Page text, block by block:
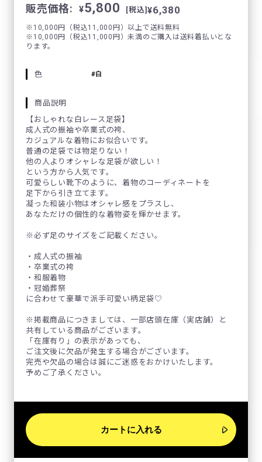
販売価格: ¥5,800 [税込]¥6,380
※10,000円（税込11,000円）以上で送料無料
※10,000円（税込11,000円）未満のご購入は送料着払いとな
ります。
色 白
商品説明
【おしゃれな白レース足袋】
成人式の振袖や卒業式の袴、
カジュアルな着物にお似合いです。
普通の足袋では物足りない！
他の人よりオシャレな足袋が欲しい！
という方から人気です。
可愛らしい靴下のように、着物のコーディネートを
足下から引き立てます。
凝った和装小物はオシャレ感をプラスし、
あなただけの個性的な着物姿を輝かせます。
※必ず足のサイズをご記載ください。
・成人式の振袖
・卒業式の袴
・和服着物
・冠婚葬祭
に合わせて豪華で派手可愛い柄足袋♡
※掲載商品につきましては、一部店頭在庫（実店舗）と
共有している商品がございます。
「在庫有り」の表示があっても、
ご注文後に欠品が発生する場合がございます。
完売や欠品の場合は誠にご迷惑をおかけいたします。
予めご了承ください。
カートに入れる